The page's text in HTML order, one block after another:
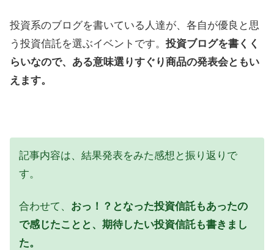
投資系のブログを書いている人達が、各自が優良と思
う投資信託を選ぶイベントです。 投資ブログを書くく
らいなので、ある意味選りすぐり商品の発表会ともい
えます。
記事内容は、結果発表をみた感想と振り返りで
す。
合わせて、 おっ！？となった投資信託もあったの
で感じたことと、期待したい投資信託も書きまし
た。